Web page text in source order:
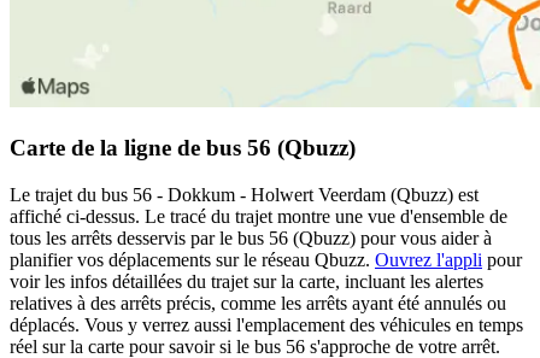
Carte de la ligne de bus 56 (Qbuzz)
Le trajet du bus 56 - Dokkum - Holwert Veerdam (Qbuzz) est
affiché ci-dessus. Le tracé du trajet montre une vue d'ensemble de
tous les arrêts desservis par le bus 56 (Qbuzz) pour vous aider à
planifier vos déplacements sur le réseau Qbuzz. Ouvrez l'appli pour
voir les infos détaillées du trajet sur la carte, incluant les alertes
relatives à des arrêts précis, comme les arrêts ayant été annulés ou
déplacés. Vous y verrez aussi l'emplacement des véhicules en temps
réel sur la carte pour savoir si le bus 56 s'approche de votre arrêt.